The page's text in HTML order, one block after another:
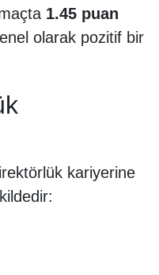
1.45 puan
olarak pozitif bir
kariyerine